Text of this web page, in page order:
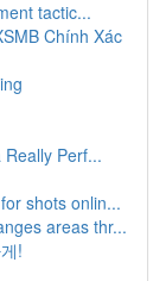
tactic...
Chính Xác
Perf...
shots onlin...
areas thr...
!